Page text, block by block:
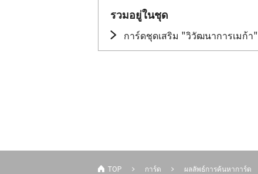
รวมอยู่ในชุด
การ์ดชุดเสริม "วิวัฒนาการเมก้า"
TOP การ์ด ผลลัพธ์การค้นหาการ์ด